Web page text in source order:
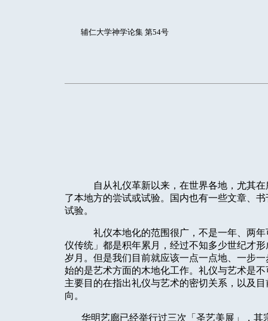
辅仁大学神学论集 第54号
自从礼仪革新以来，在世界各地，尤其
了本地方的尝试或试验。国内也有一些文章、
试验。
礼仪本地化的范围很广，不是一年、两
仪传统」都是积年累月，经过不知多少世纪才
岁月。但是我们目前就应该一点一点地、一步
始的是艺术方面的木地化工作。礼仪与艺术是
主要目的在指出礼仪与艺术的密切关系，以及
向。
华明艺廊已经举行过三次「圣艺美展」，